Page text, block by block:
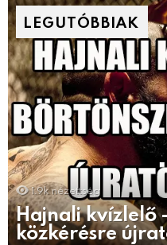
LEGUTÓBBIAK
1.9k nézettség
Hajnali kvízlelő
közkérésre